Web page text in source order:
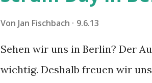
Von Jan Fischbach 9.6.13
Sehen wir uns in Berlin? Der
wichtig. Deshalb freuen wir